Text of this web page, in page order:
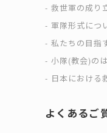
救世軍の成り
軍隊形式につ
私たちの目指
小隊(教会)の
日本における
よくあるご